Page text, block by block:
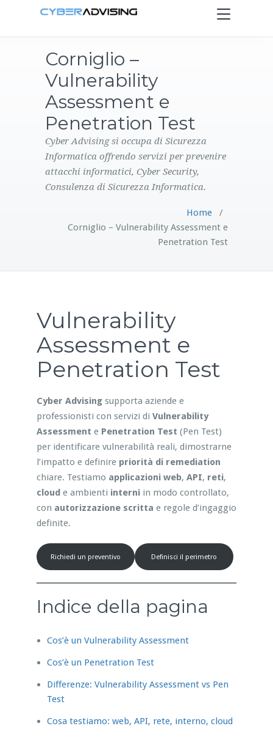
Toggle
navigation
PRODOTTI
CONTATTI
Corniglio –
Vulnerability
Assessment e
Penetration Test
Cyber Advising si occupa di Sicurezza
Informatica offrendo servizi per prevenire
attacchi informatici, Cyber Security,
Consulenza di Sicurezza Informatica.
Home/
Corniglio – Vulnerability Assessment e
Penetration Test
Vulnerability
Assessment e
Penetration Test
Cyber Advisingsupporta aziende e
professionisti con servizi di Vulnerability
Assessment e Penetration Test (Pen Test)
per identificare vulnerabilità reali, dimostrarne
l’impatto e definire priorità di remediation
chiare. Testiamo applicazioni web, API, reti,
cloude ambienti interniin modo controllato,
con autorizzazione scritta e regole d’ingaggio
definite.
Richiedi un preventivo Definisci il perimetro
Indice della pagina
Cos’è un Vulnerability Assessment
Cos’è un Penetration Test
Differenze: Vulnerability Assessment vs Pen
Test
Cosa testiamo: web, API, rete, interno, cloud